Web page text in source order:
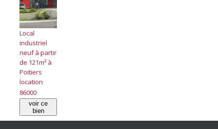
Local
industriel
neuf à partir
de 121m² à
Poitiers
location
86000
voir ce
bien